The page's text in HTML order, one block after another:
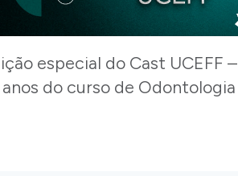
especial do Cast UCEFF –
anos do curso de Odontologia